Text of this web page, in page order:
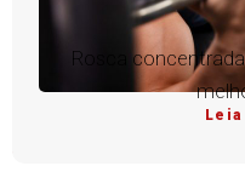
Rosca